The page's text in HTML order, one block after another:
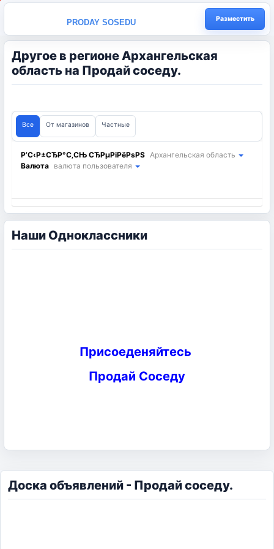
PRODAY SOSEDU Разместить
Другое в регионе Архангельская
область на Продай соседу.
Все От магазинов Частные
Р’С‹Р±СЂР°С‚СЊ СЂРµРіРёРѕРЅ Архангельская область
Валюта валюта пользователя
Наши Одноклассники
Присоеденяйтесь
Продай Соседу
Доска объявлений - Продай соседу.